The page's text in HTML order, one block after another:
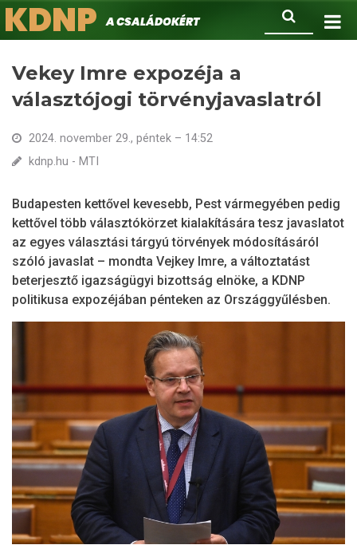
Ugrás
a
Keresés
KDNPA családokért.
Vekey Imre expozéja a
választójogi törvényjavaslatról
2024. november 29., péntek – 14:52
kdnp.hu - MTI
Budapesten kettővel kevesebb, Pest vármegyében pedig
kettővel több választókörzet kialakítására tesz javaslatot
az egyes választási tárgyú törvények módosításáról
szóló javaslat – mondta Vejkey Imre, a változtatást
beterjesztő igazságügyi bizottság elnöke, a KDNP
politikusa expozéjában pénteken az Országgyűlésben.